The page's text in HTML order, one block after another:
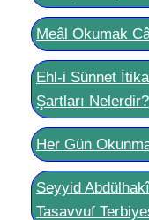
Meâl Okumak
Ehl-i Sünnet
Şartları Nelerdir?
Her Gün
Seyyid
Tasavvuf